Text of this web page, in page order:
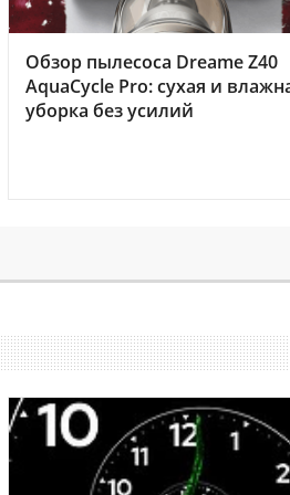
Обзор пылесоса Dreame Z40
AquaCycle Pro: сухая и
уборка без усилий